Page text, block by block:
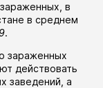
в
в среднем
.
зараженных
действовать
заведений, а